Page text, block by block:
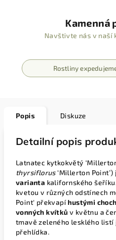
Kamenná
Navštivte nás v naší
Rostliny
Popis Diskuze
Detailní popis
Latnatec kytkokvětý
thyrsiflorus‘Millerton
varianta kalifornského
kvetou v různých odstínech
Point' překvapíhustými
vonných kvítků v květnu a
tmavě zeleného lesklého listí
přehlídka.